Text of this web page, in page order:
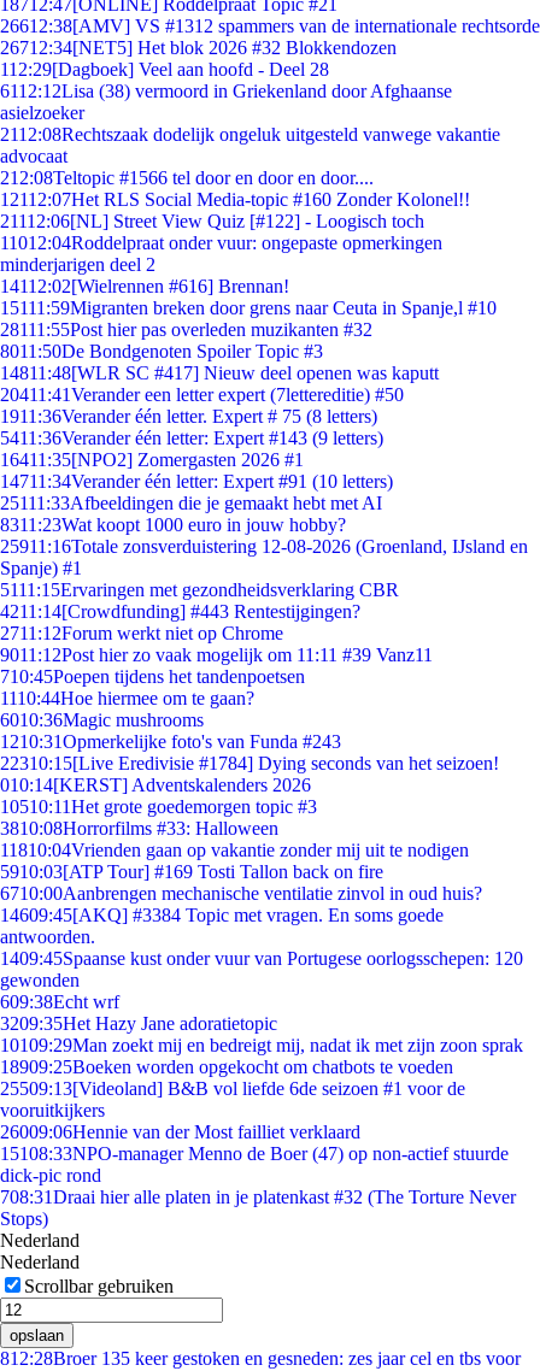
18712:47[ONLINE] Roddelpraat Topic #21
26612:38[AMV] VS #1312 spammers van de internationale rechtsorde
26712:34[NET5] Het blok 2026 #32 Blokkendozen
112:29[Dagboek] Veel aan hoofd - Deel 28
6112:12Lisa (38) vermoord in Griekenland door Afghaanse
asielzoeker
2112:08Rechtszaak dodelijk ongeluk uitgesteld vanwege vakantie
advocaat
212:08Teltopic #1566 tel door en door en door....
12112:07Het RLS Social Media-topic #160 Zonder Kolonel!!
21112:06[NL] Street View Quiz [#122] - Loogisch toch
11012:04Roddelpraat onder vuur: ongepaste opmerkingen
minderjarigen deel 2
14112:02[Wielrennen #616] Brennan!
15111:59Migranten breken door grens naar Ceuta in Spanje,l #10
28111:55Post hier pas overleden muzikanten #32
8011:50De Bondgenoten Spoiler Topic #3
14811:48[WLR SC #417] Nieuw deel openen was kaputt
20411:41Verander een letter expert (7lettereditie) #50
1911:36Verander één letter. Expert # 75 (8 letters)
5411:36Verander één letter: Expert #143 (9 letters)
16411:35[NPO2] Zomergasten 2026 #1
14711:34Verander één letter: Expert #91 (10 letters)
25111:33Afbeeldingen die je gemaakt hebt met AI
8311:23Wat koopt 1000 euro in jouw hobby?
25911:16Totale zonsverduistering 12-08-2026 (Groenland, IJsland en
Spanje) #1
5111:15Ervaringen met gezondheidsverklaring CBR
4211:14[Crowdfunding] #443 Rentestijgingen?
2711:12Forum werkt niet op Chrome
9011:12Post hier zo vaak mogelijk om 11:11 #39 Vanz11
710:45Poepen tijdens het tandenpoetsen
1110:44Hoe hiermee om te gaan?
6010:36Magic mushrooms
1210:31Opmerkelijke foto's van Funda #243
22310:15[Live Eredivisie #1784] Dying seconds van het seizoen!
010:14[KERST] Adventskalenders 2026
10510:11Het grote goedemorgen topic #3
3810:08Horrorfilms #33: Halloween
11810:04Vrienden gaan op vakantie zonder mij uit te nodigen
5910:03[ATP Tour] #169 Tosti Tallon back on fire
6710:00Aanbrengen mechanische ventilatie zinvol in oud huis?
14609:45[AKQ] #3384 Topic met vragen. En soms goede
antwoorden.
1409:45Spaanse kust onder vuur van Portugese oorlogsschepen: 120
gewonden
609:38Echt wrf
3209:35Het Hazy Jane adoratietopic
10109:29Man zoekt mij en bedreigt mij, nadat ik met zijn zoon sprak
18909:25Boeken worden opgekocht om chatbots te voeden
25509:13[Videoland] B&B vol liefde 6de seizoen #1 voor de
vooruitkijkers
26009:06Hennie van der Most failliet verklaard
15108:33NPO-manager Menno de Boer (47) op non-actief stuurde
dick-pic rond
708:31Draai hier alle platen in je platenkast #32 (The Torture Never
Stops)
Nederland
Nederland
Scrollbar gebruiken
opslaan
812:28Broer 135 keer gestoken en gesneden: zes jaar cel en tbs voor